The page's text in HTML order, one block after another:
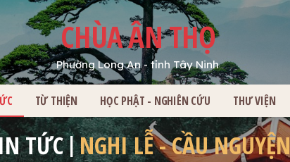
CHÙA ÂN THỌ
Phường Long An - tỉnh Tây Ninh
TỪ THIỆN HỌC PHẬT - NGHIÊN CỨU THƯ VIỆN
TỨC NGHI LỄ - CẦU NGUYỆN